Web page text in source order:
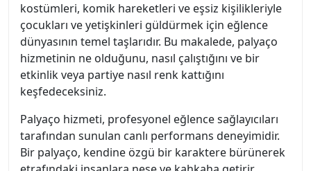
kostümleri, komik hareketleri ve eşsiz kişilikleriyle
çocukları ve yetişkinleri güldürmek için eğlence
dünyasının temel taşlarıdır. Bu makalede, palyaço
hizmetinin ne olduğunu, nasıl çalıştığını ve bir
etkinlik veya partiye nasıl renk kattığını
keşfedeceksiniz.
Palyaço hizmeti, profesyonel eğlence sağlayıcıları
tarafından sunulan canlı performans deneyimidir.
Bir palyaço, kendine özgü bir karaktere bürünerek